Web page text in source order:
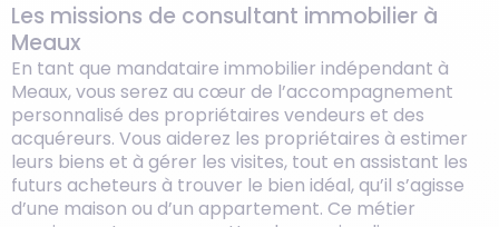
Les missions de consultant immobilier à
Meaux
En tant que mandataire immobilier indépendant à
Meaux, vous serez au cœur de l’accompagnement
personnalisé des propriétaires vendeurs et des
acquéreurs. Vous aiderez les propriétaires à estimer
leurs biens et à gérer les visites, tout en assistant les
futurs acheteurs à trouver le bien idéal, qu’il s’agisse
d’une maison ou d’un appartement. Ce métier